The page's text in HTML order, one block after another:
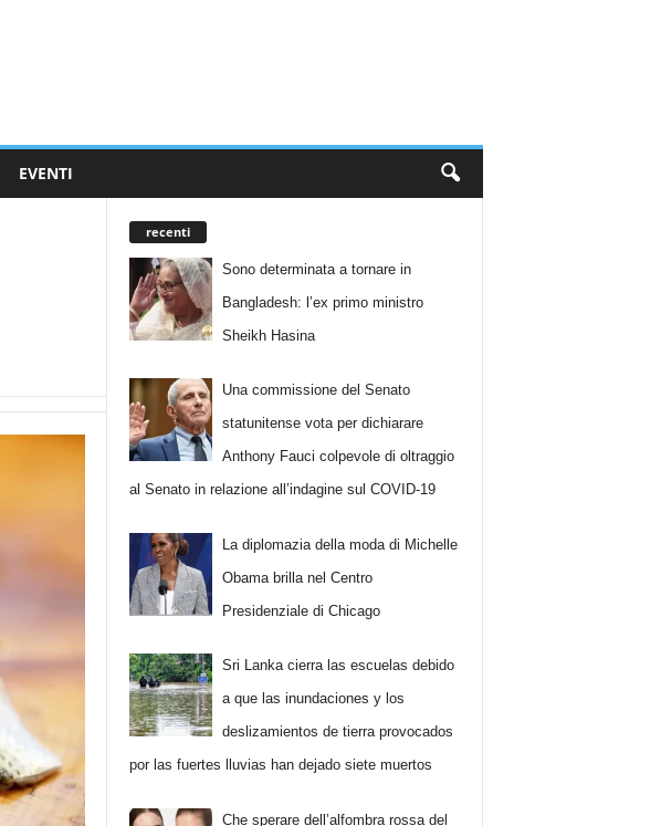
EVENTI
recenti
Sono determinata a tornare in
Bangladesh: l’ex primo ministro
Sheikh Hasina
Una commissione del Senato
statunitense vota per dichiarare
Anthony Fauci colpevole di oltraggio
al Senato in relazione all’indagine sul COVID-19
La diplomazia della moda di Michelle
Obama brilla nel Centro
Presidenziale di Chicago
Sri Lanka cierra las escuelas debido
a que las inundaciones y los
deslizamientos de tierra provocados
por las fuertes lluvias han dejado siete muertos
Che sperare dell’alfombra rossa del